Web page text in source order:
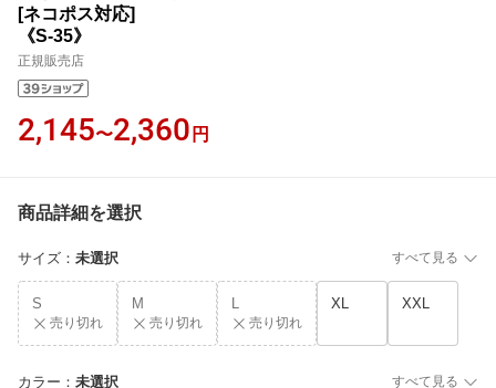
[ネコポス対応]
《S-35》
正規販売店
2,145〜2,360 円
商品詳細を選択
サイズ ： 未選択 すべて見る
S
売り切れ
M
売り切れ
L
売り切れ
XL XXL
カラー ： 未選択 すべて見る